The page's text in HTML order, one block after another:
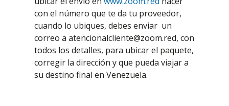
con el número que te da tu proveedor,
cuando lo ubiques, debes enviar un
correo a atencionalcliente@zoom.red, con
todos los detalles, para ubicar el paquete,
corregir la dirección y que pueda viajar a
su destino final en Venezuela.